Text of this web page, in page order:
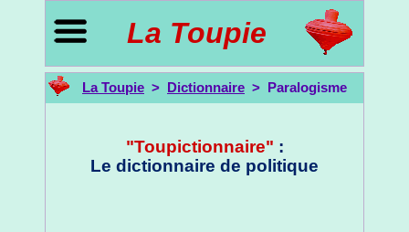
La Toupie
La Toupie > Dictionnaire > Paralogisme
"Toupictionnaire" :
Le dictionnaire de politique